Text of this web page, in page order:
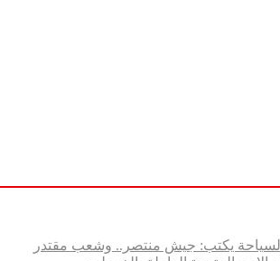
والسياحة يكتب: جيش منتصر.. وشعب مقتدر